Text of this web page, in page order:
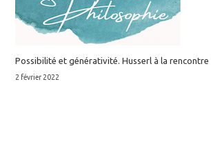
Possibilité et générativité. Husserl à la rencontre
2 février 2022